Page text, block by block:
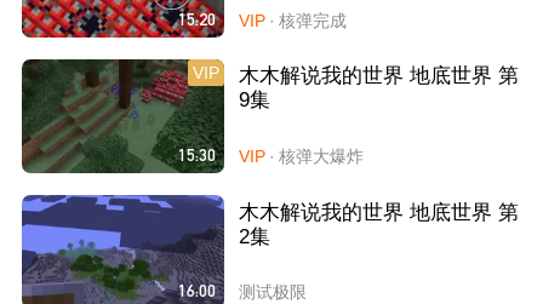
15:20 VIP · 核弹完成
15:30
VIP
木木解说我的世界 地底世界 第
9集
VIP · 核弹大爆炸
16:00
木木解说我的世界 地底世界 第
2集
测试极限